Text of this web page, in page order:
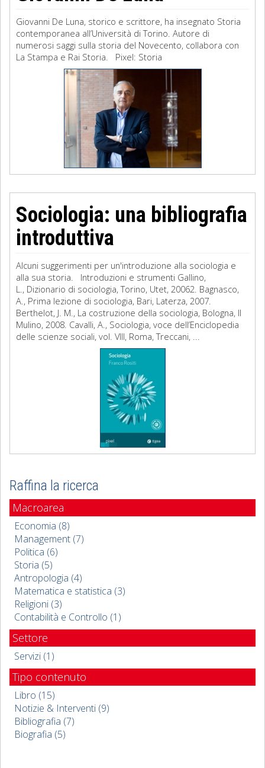
Giovanni De Luna, storico e scrittore, ha insegnato Storia
contemporanea all’Università di Torino. Autore di
numerosi saggi sulla storia del Novecento, collabora con
La Stampa e Rai Storia. Pixel: Storia
Sociologia: una bibliografia
introduttiva
Alcuni suggerimenti per un'introduzione alla sociologia e
alla sua storia. Introduzioni e strumenti Gallino,
L., Dizionario di sociologia, Torino, Utet, 20062. Bagnasco,
A., Prima lezione di sociologia, Bari, Laterza, 2007.
Berthelot, J. M., La costruzione della sociologia, Bologna, Il
Mulino, 2008. Cavalli, A., Sociologia, voce dell’Enciclopedia
delle scienze sociali, vol. VIII, Roma, Treccani, ...
Raffina la ricerca
Macroarea
Economia (8)
Management (7)
Politica (6)
Storia (5)
Antropologia (4)
Matematica e statistica (3)
Religioni (3)
Contabilità e Controllo (1)
Settore
Servizi (1)
Tipo contenuto
Libro (15)
Notizie & Interventi (9)
Bibliografia (7)
Biografia (5)